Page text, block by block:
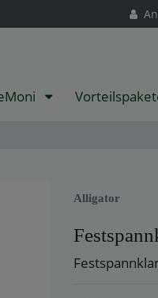
Alligator